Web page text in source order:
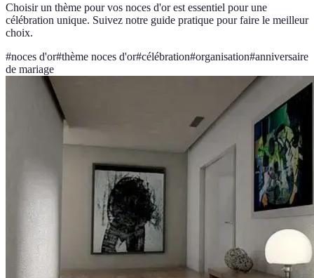
Choisir un thème pour vos noces d'or est essentiel pour une
célébration unique. Suivez notre guide pratique pour faire le meilleur
choix.
#noces d'or#thème noces d'or#célébration#organisation#anniversaire
de mariage